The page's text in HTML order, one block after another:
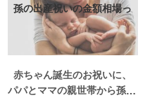
孫の出産祝いの金額相場っ
て？出産祝い…
赤ちゃん誕生のお祝いに、
パパとママの親世帯から孫誕